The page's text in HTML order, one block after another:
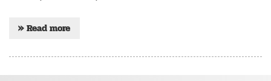
» Read more